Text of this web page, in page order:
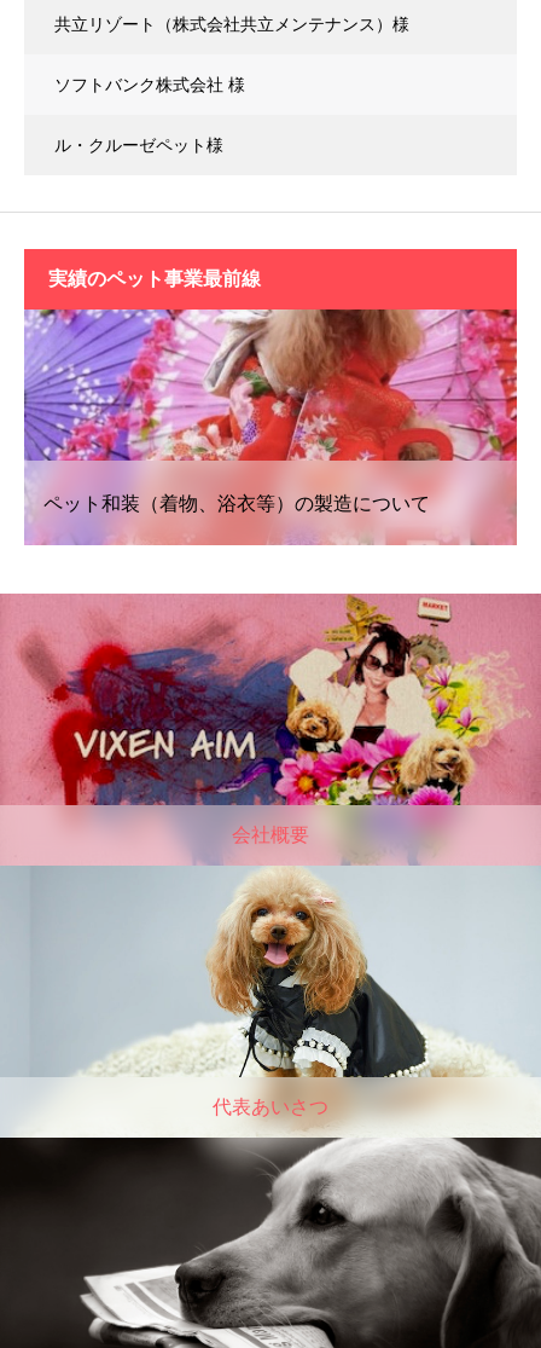
共立リゾート（株式会社共立メンテナンス）様
ソフトバンク株式会社 様
ル・クルーゼペット様
実績のペット事業最前線
ペット和装（着物、浴衣等）の製造について
会社概要
代表あいさつ